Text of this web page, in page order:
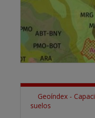
Geoíndex -
suelos